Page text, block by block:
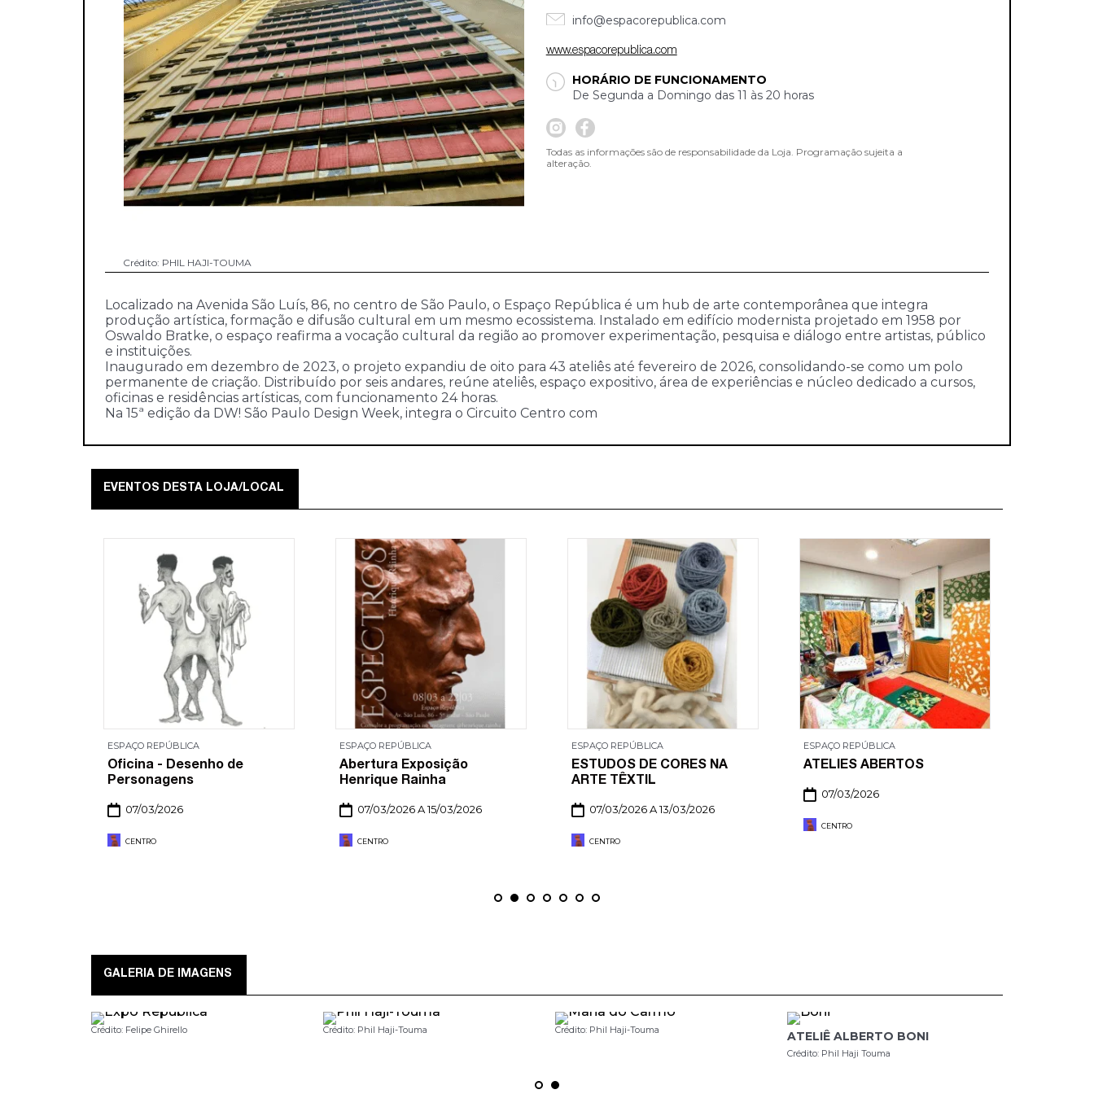
Crédito: PHIL HAJI-TOUMA
info@espacorepublica.com
www.espacorepublica.com
HORÁRIO DE FUNCIONAMENTO
De Segunda a Domingo das 11 às 20 horas
Todas as informações são de responsabilidade da Loja. Programação sujeita a
alteração.
Localizado na Avenida São Luís, 86, no centro de São Paulo, o Espaço República é um hub de arte contemporânea que integra
produção artística, formação e difusão cultural em um mesmo ecossistema. Instalado em edifício modernista projetado em 1958 por
Oswaldo Bratke, o espaço reafirma a vocação cultural da região ao promover experimentação, pesquisa e diálogo entre artistas, público
e instituições.
Inaugurado em dezembro de 2023, o projeto expandiu de oito para 43 ateliês até fevereiro de 2026, consolidando-se como um polo
permanente de criação. Distribuído por seis andares, reúne ateliês, espaço expositivo, área de experiências e núcleo dedicado a cursos,
oficinas e residências artísticas, com funcionamento 24 horas.
Na 15ª edição da DW! São Paulo Design Week, integra o Circuito Centro com
EVENTOS DESTA LOJA/LOCAL
ESPAÇO REPÚBLICA
Oficina - Desenho de
Personagens
07/03/2026
CENTRO
ESPAÇO REPÚBLICA
Abertura Exposição
Henrique Rainha
07/03/2026 A 15/03/2026
CENTRO
ESPAÇO REPÚBLICA
ESTUDOS DE CORES NA
ARTE TÊXTIL
07/03/2026 A 13/03/2026
CENTRO
ESPAÇO REPÚBLICA
ATELIES ABERTOS
07/03/2026
CENTRO
GALERIA DE IMAGENS
Crédito: Felipe Ghirello Crédito: Phil Haji-Touma Crédito: Phil Haji-Touma ATELIÊ ALBERTO BONI
Crédito: Phil Haji Touma